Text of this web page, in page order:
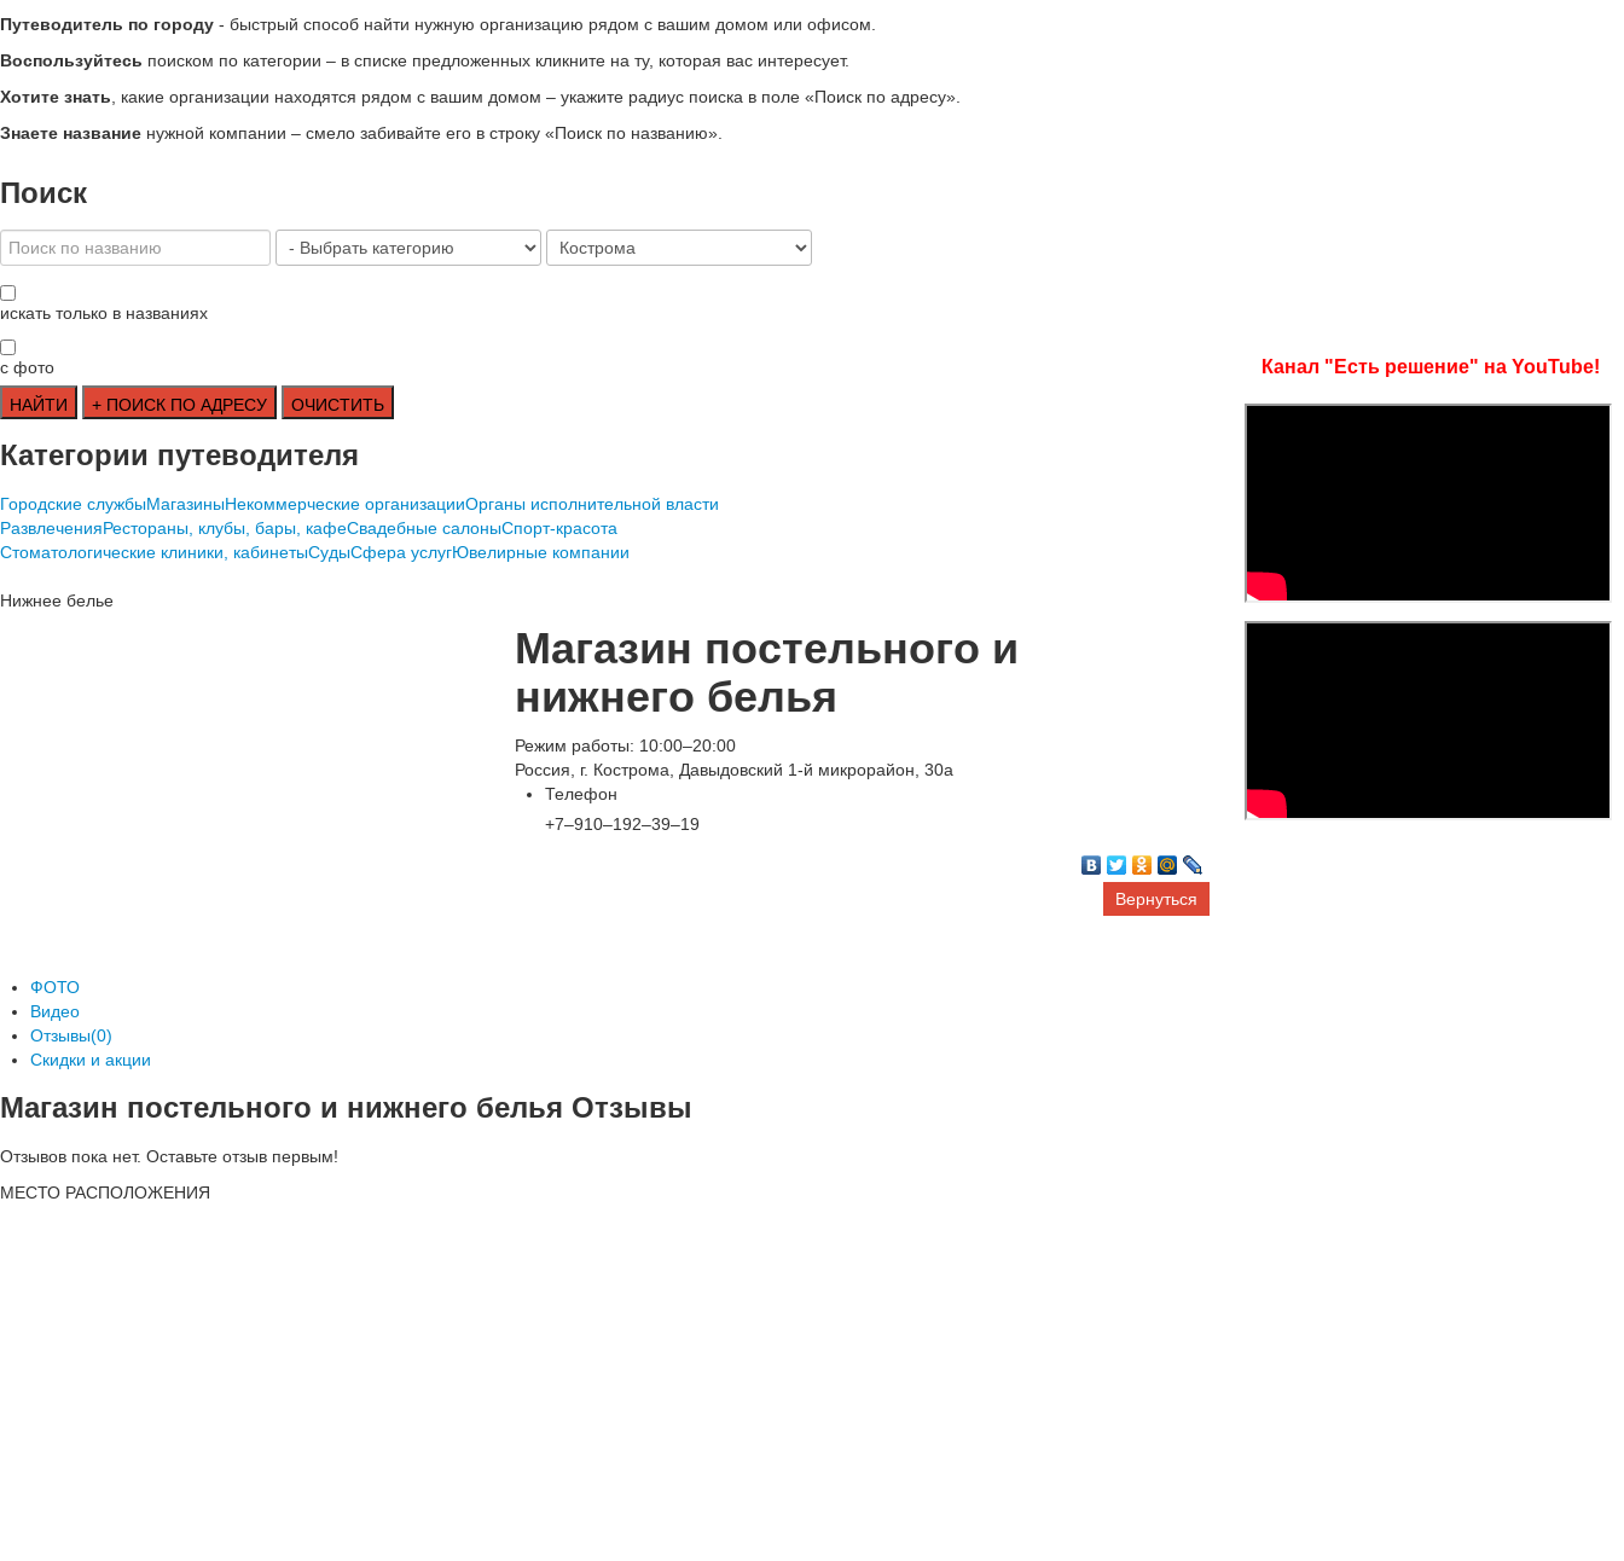
Путеводитель по городу - быстрый способ найти нужную организацию рядом с вашим домом или офисом.
Воспользуйтесь поиском по категории – в списке предложенных кликните на ту, которая вас интересует.
Хотите знать , какие организации находятся рядом с вашим домом – укажите радиус поиска в поле «Поиск по адресу».
Знаете название нужной компании – смело забивайте его в строку «Поиск по названию»
Поиск
искать только в названиях
с фото
Категории путеводителя
Городские службыМагазиныНекоммерческие организацииОрганы исполнительной власти
РазвлеченияРестораны, клубы, бары, кафеСвадебные салоныСпорт-красота
Стоматологические клиники, кабинетыСудыСфера услугЮвелирные компании
Нижнее белье
Магазин постельного и
нижнего белья
Режим работы: 10:00–20:00
Россия, г. Кострома, Давыдовский 1-й микрорайон, 30а
Телефон
+7‒910‒192‒39‒19
Вернуться
ФОТО
Видео
Отзывы(0)
Скидки и акции
Магазин постельного и нижнего белья Отзывы
Отзывов пока нет. Оставьте отзыв первым!
МЕСТО РАСПОЛОЖЕНИЯ
Канал "Есть решение" на YouTube!